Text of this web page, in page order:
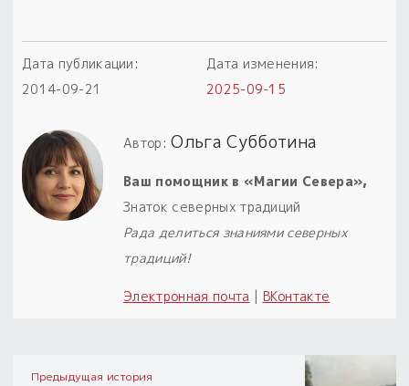
Дата публикации:
2014-09-21
Дата изменения:
2025-09-15
Автор:Ольга Субботина
Ваш помощник в «Магии Севера»,
Знаток северных традиций
Рада делиться знаниями северных
традиций!
Электронная почта ВКонтакте
Предыдущая история